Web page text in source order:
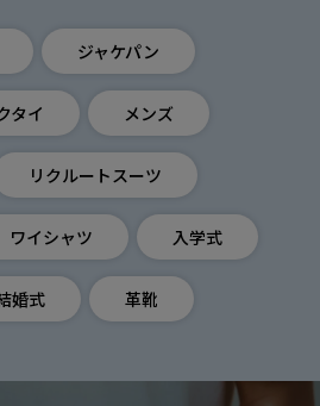
ジャケパン
タイ メンズ
リクルートスーツ
ワイシャツ 入学式
婚式 革靴